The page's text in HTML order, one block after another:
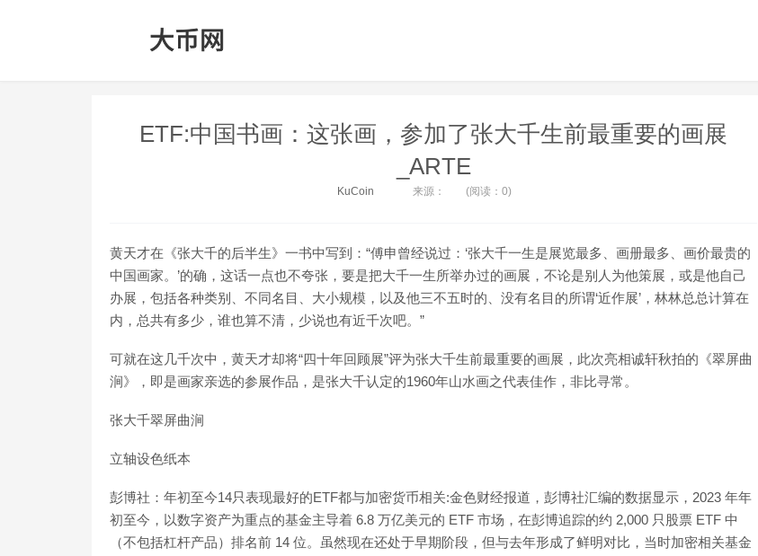
ETF:中国书画：这张画，参加了张大千生前最重要的画展
_ARTE
KuCoin 来源： (阅读：0)
黄天才在《张大千的后半生》一书中写到：“傅申曾经说过：‘张大千一生是展览最多、画册最多、画价最贵的
中国画家。’的确，这话一点也不夸张，要是把大千一生所举办过的画展，不论是别人为他策展，或是他自己
办展，包括各种类别、不同名目、大小规模，以及他三不五时的、没有名目的所谓‘近作展’，林林总总计算在
内，总共有多少，谁也算不清，少说也有近千次吧。”
可就在这几千次中，黄天才却将“四十年回顾展”评为张大千生前最重要的画展，此次亮相诚轩秋拍的《翠屏曲
涧》，即是画家亲选的参展作品，是张大千认定的1960年山水画之代表佳作，非比寻常。
张大千翠屏曲涧
立轴设色纸本
彭博社：年初至今14只表现最好的ETF都与加密货币相关:金色财经报道，彭博社汇编的数据显示，2023 年年
初至今，以数字资产为重点的基金主导着 6.8 万亿美元的 ETF 市场，在彭博追踪的约 2,000 只股票 ETF 中
（不包括杠杆产品）排名前 14 位。虽然现在还处于早期阶段，但与去年形成了鲜明对比，当时加密相关基金